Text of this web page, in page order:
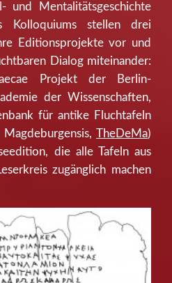
und Mentalitätsgeschichte
Kolloquiums stellen drei
Editionsprojekte vor und
Dialog miteinander:
Projekt der Berlin-
der Wissenschaften,
für antike Fluchtafeln
TheDeMa)
die alle Tafeln aus
zugänglich machen